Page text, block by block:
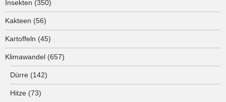
Insekten (350)
Kakteen (56)
Kartoffeln (45)
Klimawandel (657)
Dürre (142)
Hitze (73)